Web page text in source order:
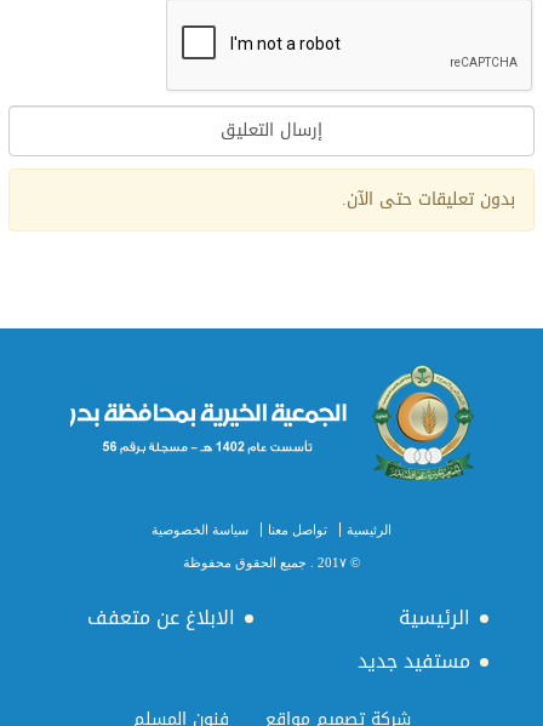
Alternative:
بدون تعليقات حتى الآن.
الرئيسية تواصل معنا سياسة الخصوصية
© 201٧ . جميع الحقوق محفوظة
الرئيسية
الابلاغ عن متعفف
مستفيد جديد